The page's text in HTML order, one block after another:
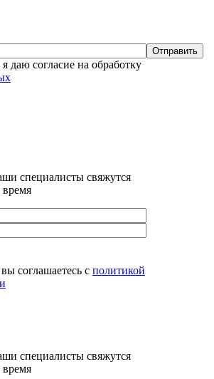
даю согласие на обработку
специалисты свяжутся
соглашаетесь с политикой
специалисты свяжутся